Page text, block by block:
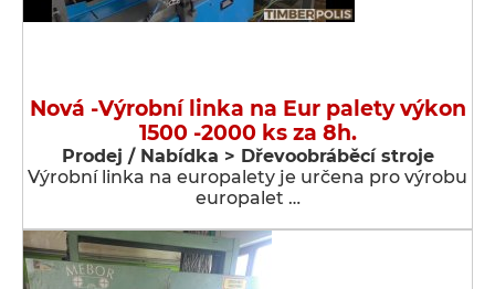
Nová -Výrobní linka na Eur palety výkon
1500 -2000 ks za 8h.
Prodej / Nabídka > Dřevoobráběcí stroje
Výrobní linka na europalety je určena pro výrobu
europalet …